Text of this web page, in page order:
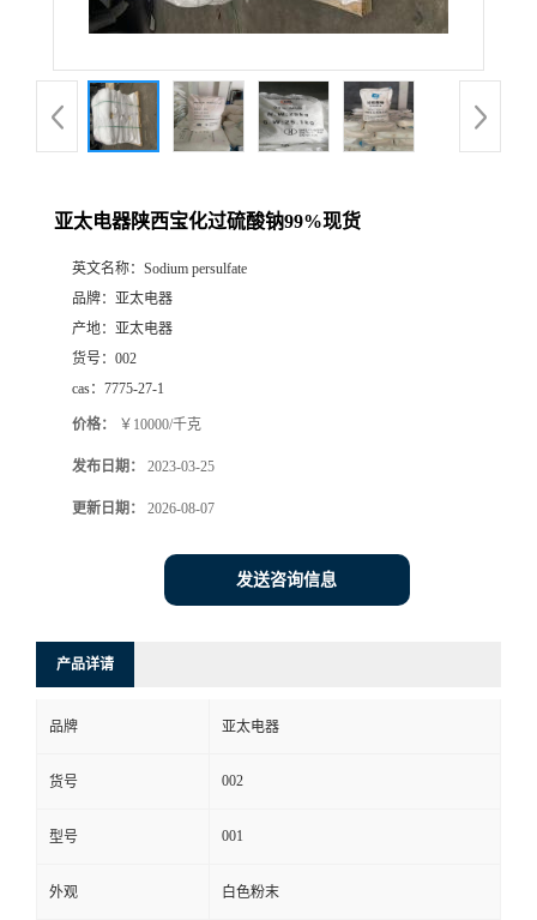
亚太电器陕西宝化过硫酸钠99%现货
英文名称： Sodium persulfate
品牌： 亚太电器
产地： 亚太电器
货号： 002
cas： 7775-27-1
价格： ￥10000/千克
发布日期： 2023-03-25
更新日期： 2026-08-07
发送咨询信息
产品详请
品牌 亚太电器
货号 002
型号 001
外观 白色粉末